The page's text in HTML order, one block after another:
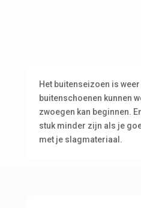
Het buitenseizoen is
buitenschoenen kunnen
zwoegen kan beginnen.
stuk minder zijn als je
met je slagmateriaal.